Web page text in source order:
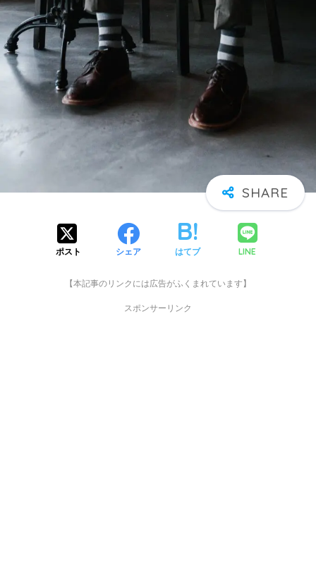
ポスト シェア はてブ LINE
【本記事のリンクには広告がふくまれています】
スポンサーリンク